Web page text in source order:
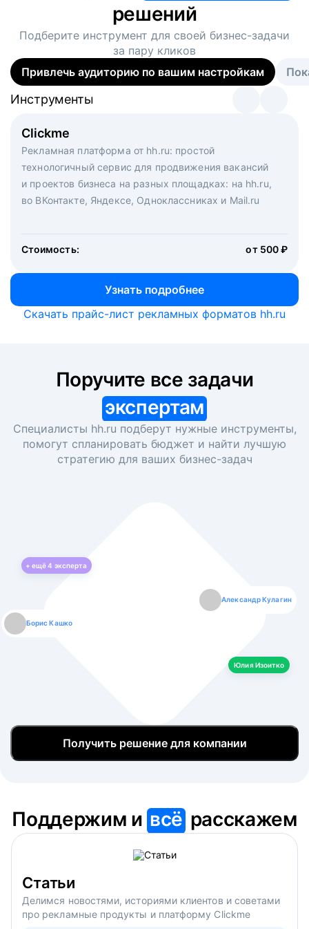
решений
Подберите инструмент для своей бизнес-задачи
за пару кликов
Привлечь аудиторию по вашим настройкам
Clickme
Рекламная платформа от hh.ru: простой
технологичный сервис для продвижения вакансий
и проектов бизнеса на разных площадках: на hh.ru,
во ВКонтакте, Яндексе, Одноклассниках и Mail.ru
Стоимость: от 500 ₽
Узнать подробнее
Инструменты
Вакансия дня
Рекламный формат для вакансий на главной странице
hh.ru. Увеличивает количество откликов
Инструменты
Массовый подбор под ключ. Решите, сколько
кандидатов и когда вам нужно, и за дело возьмутся
маркетологи, рекрутеры и проектные менеджеры
hh.ru с целым набором digital-инструментов
Инструменты
Скачать прайс-лист рекламных форматов hh.ru
экспертам
Специалисты hh.ru подберут нужные инструменты,
помогут спланировать бюджет и найти лучшую
стратегию для ваших бизнес-задач
+ ещё4 эксперта
Борис Кашко
Александр Кулагин
Юлия Изоитко
Юлия Изоитко
Даниил Макаров
Александр Кулагин
Екатерина Лазаренко
Даниил Макаров
Борис Кашко
Екатерина Лазаренко
Юлия Изоитко
Получить решение для компании
Поддержим ивсё расскажем
Статьи
Делимся новостями, историями клиентов и советами
про рекламные продукты и платформу Clickme